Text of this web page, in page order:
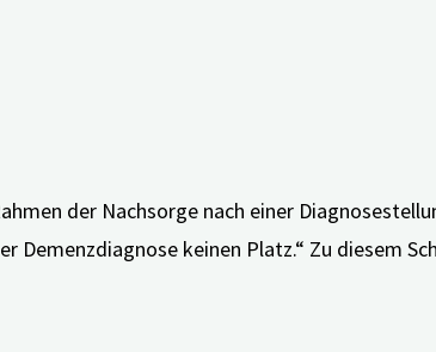
der Nachsorge nach einer
keinen Platz.“ Zu diesem